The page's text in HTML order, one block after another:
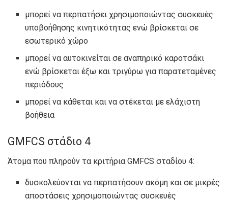
μπορεί να περπατήσει χρησιμοποιώντας συσκευές
υποβοήθησης κινητικότητας ενώ βρίσκεται σε
εσωτερικό χώρο
μπορεί να αυτοκινείται σε αναπηρικό καροτσάκι
ενώ βρίσκεται έξω και τριγύρω για παρατεταμένες
περιόδους
μπορεί να κάθεται και να στέκεται με ελάχιστη
βοήθεια
GMFCS στάδιο 4
Άτομα που πληρούν τα κριτήρια GMFCS σταδίου 4:
δυσκολεύονται να περπατήσουν ακόμη και σε μικρές
αποστάσεις χρησιμοποιώντας συσκευές